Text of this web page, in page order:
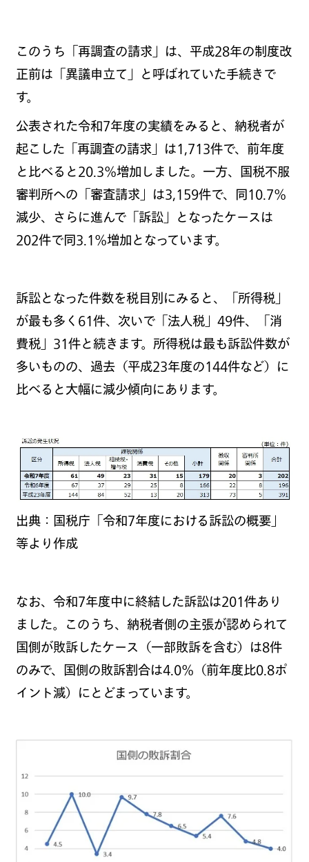
このうち「再調査の請求」は、平成28年の制度改
正前は「異議申立て」と呼ばれていた手続きで
す。
公表された令和7年度の実績をみると、納税者が
起こした「再調査の請求」は1,713件で、前年度
と比べると20.3％増加しました。一方、国税不服
審判所への「審査請求」は3,159件で、同10.7％
減少、さらに進んで「訴訟」となったケースは
202件で同3.1％増加となっています。
訴訟となった件数を税目別にみると、「所得税」
が最も多く61件、次いで「法人税」49件、「消
費税」31件と続きます。所得税は最も訴訟件数が
多いものの、過去（平成23年度の144件など）に
比べると大幅に減少傾向にあります。
出典：国税庁「令和7年度における訴訟の概要」
等より作成
なお、令和7年度中に終結した訴訟は201件あり
ました。このうち、納税者側の主張が認められて
国側が敗訴したケース（一部敗訴を含む）は8件
のみで、国側の敗訴割合は4.0％（前年度比0.8ポ
イント減）にとどまっています。